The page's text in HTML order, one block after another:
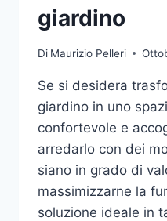
giardino
Di Maurizio Pelleri
Se si desidera
giardino in uno
confortevole e
arredarlo con dei
siano in grado di
massimizzarne la
soluzione ideale in